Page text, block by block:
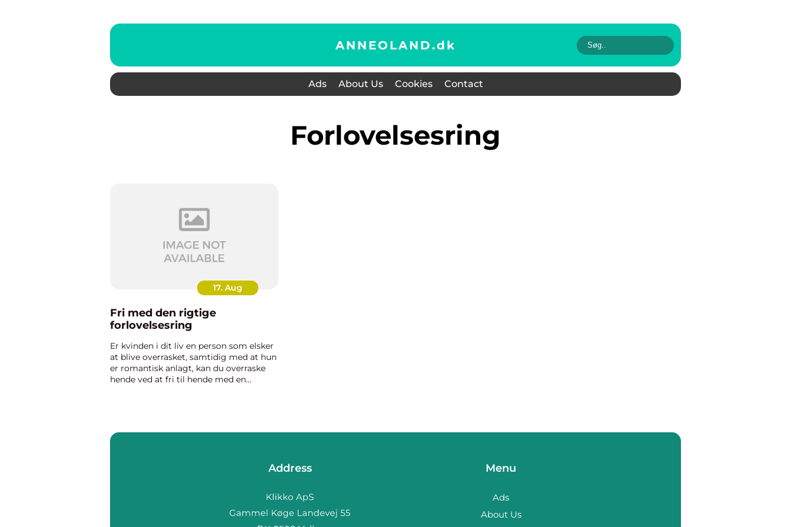
ANNEOLAND.dk
Ads About Us Cookies Contact
forlovelsesring
17. Aug
Fri med den rigtige
forlovelsesring
Er kvinden i dit liv en person som elsker
at blive overrasket, samtidig med at hun
er romantisk anlagt, kan du overraske
hende ved at fri til hende med en
Address Menu
Ads
About Us